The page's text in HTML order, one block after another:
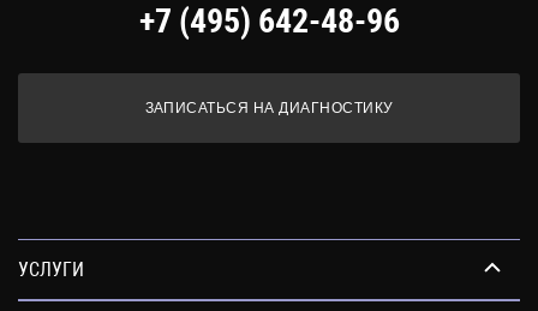
+7 (495) 642-48-96
ЗАПИСАТЬСЯ НА ДИАГНОСТИКУ
УСЛУГИ